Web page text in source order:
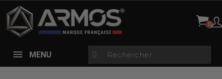
MENU
Panneau de gestion des cookies